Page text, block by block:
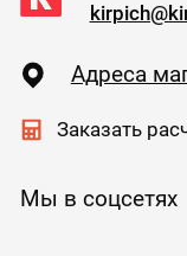
Адреса
Заказать
Мы в соцсетях